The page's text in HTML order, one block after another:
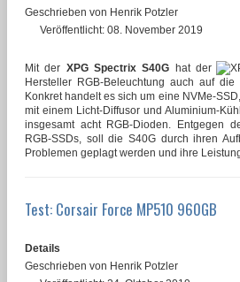
Geschrieben von Henrik Potzler
Veröffentlicht: 08. November 2019
Mit der XPG Spectrix S40G hat der
Hersteller RGB-Beleuchtung auch auf die
Konkret handelt es sich um eine NVMe-
mit einem Licht-Diffusor und Aluminium-
insgesamt acht RGB-Dioden. Entgegen
RGB-SSDs, soll die S40G durch ihren
Problemen geplagt werden und ihre
Test: Corsair Force MP510 960GB
Details
Geschrieben von Henrik Potzler